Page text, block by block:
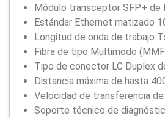
Módulo transceptor SFP+ de
Estándar Ethernet matizado
Longitud de onda de trabajo
Fibra de tipo Multimodo
Tipo de conector LC Duplex
Distancia máxima de hasta
Velocidad de transferencia
Soporte técnico de